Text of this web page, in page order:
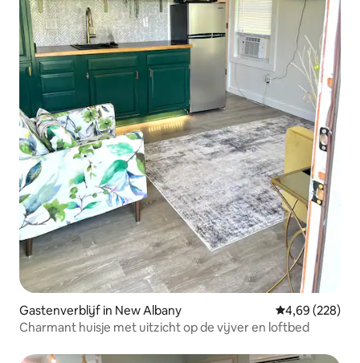
Gastenverblijf in New Albany Gemiddelde
4,69 (228)
Charmant huisje met uitzicht op de vijver en loftbed